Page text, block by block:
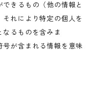
きるもの（他の情報と
れにより特定の個人を
るものを含みま
が含まれる情報を意味